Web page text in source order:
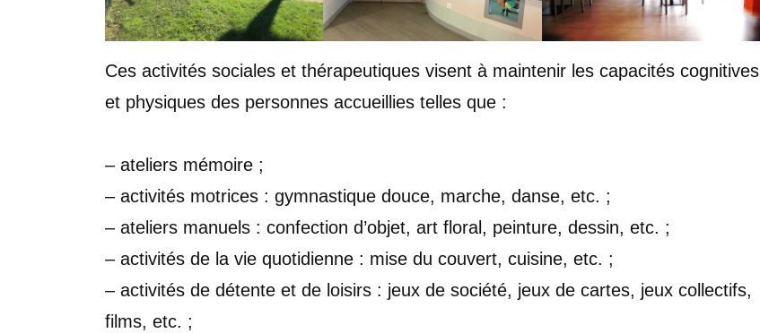
Ces activités sociales et thérapeutiques visent à maintenir les capacités cognitives
et physiques des personnes accueillies telles que :
– ateliers mémoire ;
– activités motrices : gymnastique douce, marche, danse, etc. ;
– ateliers manuels : confection d’objet, art floral, peinture, dessin, etc. ;
– activités de la vie quotidienne : mise du couvert, cuisine, etc. ;
– activités de détente et de loisirs : jeux de société, jeux de cartes, jeux collectifs,
films, etc. ;